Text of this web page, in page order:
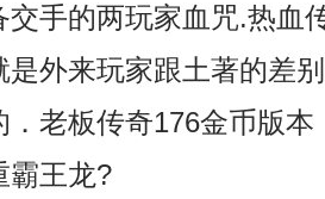
交手的两玩家血咒.热血
是外来玩家跟土著的差
．老板传奇176金币版
霸王龙?